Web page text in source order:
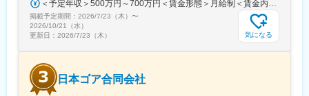
掲載予定期間： 2026/7/23（木） 〜
2026/10/21（水）
更新日： 2026/7/23（木） 気になる
日本ゴア合同会社